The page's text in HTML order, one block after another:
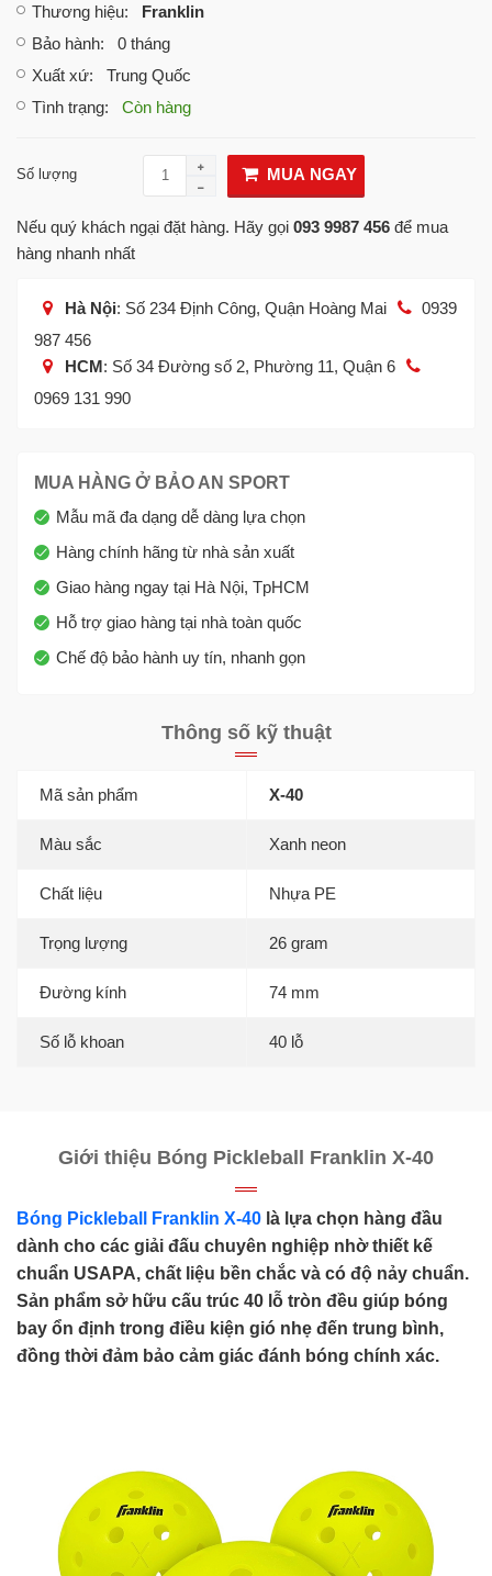
Thương hiệu: Franklin
Bảo hành: 0 tháng
Xuất xứ: Trung Quốc
Tình trạng: Còn hàng
Số lượng MUA NGAY
Nếu quý khách ngại đặt hàng. Hãy gọi 093 9987 456 để mua
hàng nhanh nhất
Hà Nội: Số 234 Định Công, Quận Hoàng Mai
0939
987 456
HCM: Số 34 Đường số 2, Phường 11, Quận 6
0969 131 990
MUA HÀNG Ở BẢO AN SPORT
Mẫu mã đa dạng dễ dàng lựa chọn
Hàng chính hãng từ nhà sản xuất
Giao hàng ngay tại Hà Nội, TpHCM
Hỗ trợ giao hàng tại nhà toàn quốc
Chế độ bảo hành uy tín, nhanh gọn
Thông số kỹ thuật
Mã sản phẩm X-40
Màu sắc Xanh neon
Chất liệu Nhựa PE
Trọng lượng 26 gram
Đường kính 74 mm
Số lỗ khoan 40 lỗ
Giới thiệu Bóng Pickleball Franklin X-40
Bóng Pickleball Franklin X-40 là lựa chọn hàng đầu
dành cho các giải đấu chuyên nghiệp nhờ thiết kế
chuẩn USAPA, chất liệu bền chắc và có độ nảy chuẩn.
Sản phẩm sở hữu cấu trúc 40 lỗ tròn đều giúp bóng
bay ổn định trong điều kiện gió nhẹ đến trung bình,
đồng thời đảm bảo cảm giác đánh bóng chính xác.